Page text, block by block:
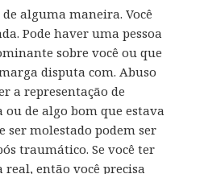
alguma maneira. Você
Pode haver uma pessoa
sobre você ou que
disputa com. Abuso
a representação de
de algo bom que estava
ser molestado podem ser
traumático. Se você ter
então você precisa